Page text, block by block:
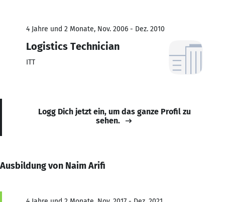
4 Jahre und 2 Monate, Nov. 2006 - Dez. 2010
Logistics Technician
ITT
Logg Dich jetzt ein, um das ganze Profil zu
sehen.
Ausbildung von Naim Arifi